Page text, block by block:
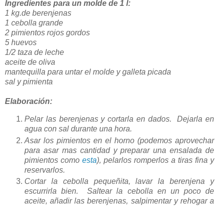
Ingredientes para un molde de 1 l:
1 kg.de berenjenas
1 cebolla grande
2 pimientos rojos gordos
5 huevos
1/2 taza de leche
aceite de oliva
mantequilla para untar el molde y galleta picada
sal y pimienta
Elaboración:
Pelar las berenjenas y cortarla en dados. Dejarla en
agua con sal durante una hora.
Asar los pimientos en el horno (podemos aprovechar
para asar mas cantidad y preparar una ensalada de
pimientos como esta), pelarlos romperlos a tiras fina y
reservarlos.
Cortar la cebolla pequeñita, lavar la berenjena y
escurrirla bien. Saltear la cebolla en un poco de
aceite, añadir las berenjenas, salpimentar y rehogar a